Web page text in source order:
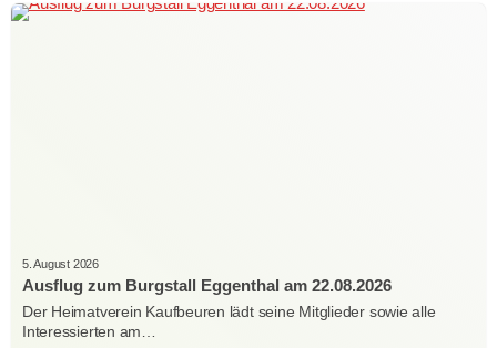
5. August 2026
Ausflug zum Burgstall Eggenthal am 22.08.2026
Der Heimatverein Kaufbeuren lädt seine Mitglieder sowie alle
Interessierten am…